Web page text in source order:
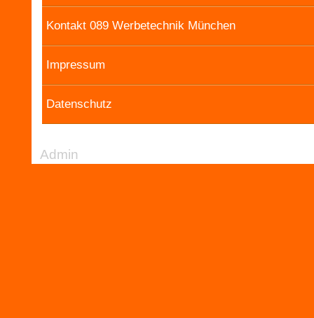
Kontakt 089 Werbetechnik München
Impressum
Datenschutz
Admin